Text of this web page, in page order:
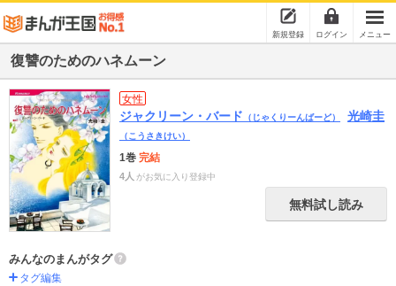
新規登録 ログイン メニュー
復讐のためのハネムーン
女性
ジャクリーン・バード （じゃくりーんばーど） 光崎圭
（こうさきけい）
1巻 完結
4人 がお気に入り登録中
無料試し読み
みんなのまんがタグ
タグ編集